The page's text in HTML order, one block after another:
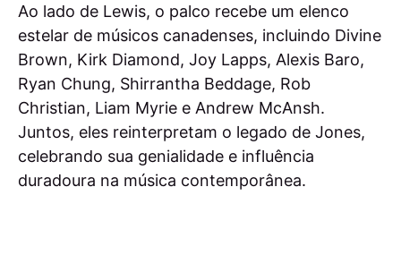
Ao lado de Lewis, o palco recebe um elenco
estelar de músicos canadenses, incluindo Divine
Brown, Kirk Diamond, Joy Lapps, Alexis Baro,
Ryan Chung, Shirrantha Beddage, Rob
Christian, Liam Myrie e Andrew McAnsh.
Juntos, eles reinterpretam o legado de Jones,
celebrando sua genialidade e influência
duradoura na música contemporânea.